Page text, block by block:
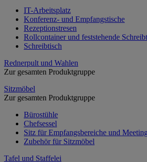
IT-Arbeitsplatz
Konferenz- und Empfangstische
Rezeptionstresen
Rollcontainer und feststehende
Schreibtisch
Rednerpult und Wahlen
Zur gesamten Produktgruppe
Sitzmöbel
Zur gesamten Produktgruppe
Bürostühle
Chefsessel
Sitz für Empfangsbereiche und
Zubehör für Sitzmöbel
Tafel und Staffelei